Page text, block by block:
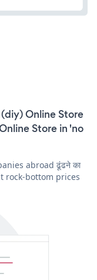
(diy) Online Store
Online Store in 'no
abroad ढूंढने का
rock-bottom prices